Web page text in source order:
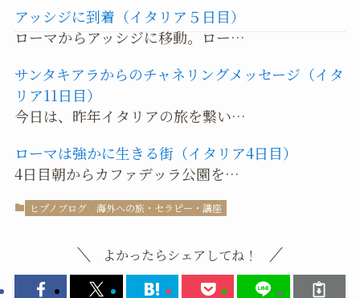
アッシジに到着（イタリア５日目）
ローマからアッシジに移動。ロー…
サンタキアラからのチャネリングメッセージ（イタ
リア11日目）
今日は、昨年イタリアの旅を繋い…
ローマは強かに生きる街（イタリア4日目）
4日目朝からカファデッラ公園を…
ヒプノブログ 海外への旅・セラピー・講座
よかったらシェアしてね！